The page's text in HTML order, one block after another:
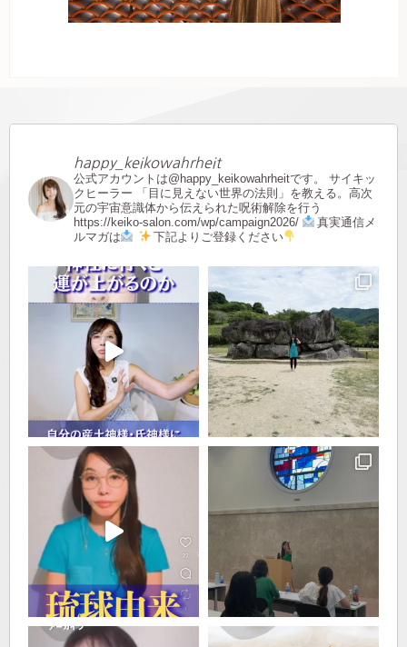
happy_keikowahrheit
公式アカウントは@happy_keikowahrheitです。
サイキッ
クヒーラー 「目に見えない世界の法則」を教える。高次
元の宇宙意識体から伝えられた呪術解除を行う
https://keiko-salon.com/wp/campaign2026/
真実通信メ
ルマガは
下記よりご登録ください